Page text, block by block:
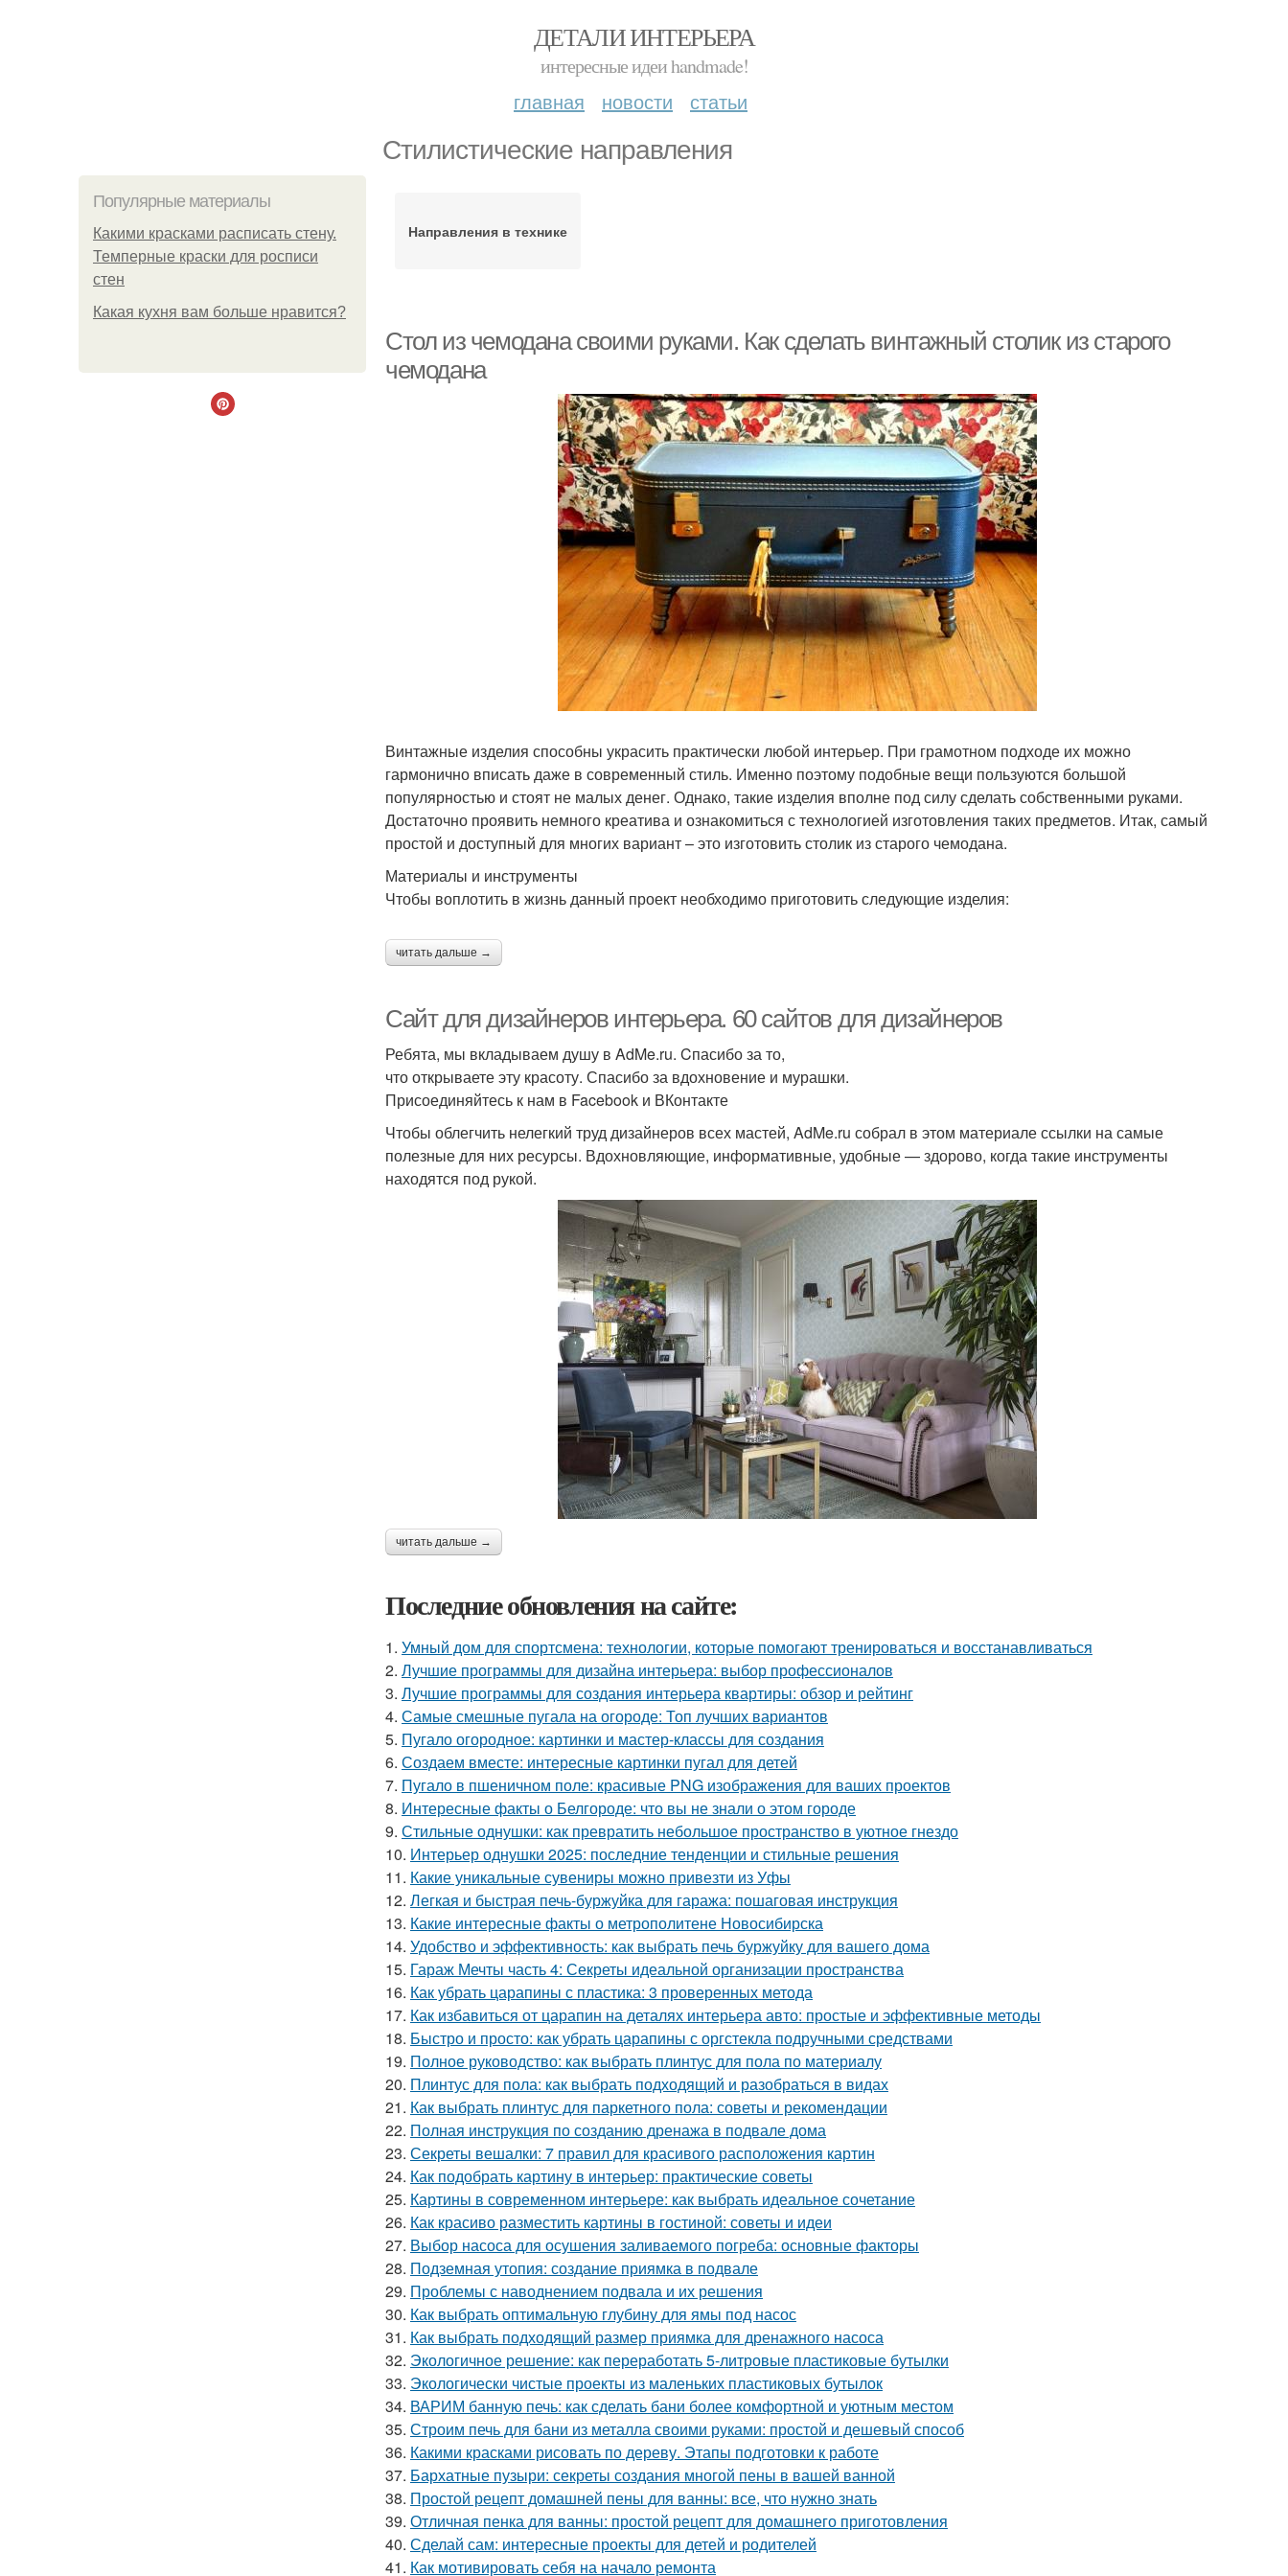
ДЕТАЛИ ИНТЕРЬЕРА
интересные идеи handmade!
главная новости статьи
Стилистические направления
Популярные материалы
Какими красками расписать стену.
Темперные краски для росписи
стен
Какая кухня вам больше нравится?
Направления в технике
Стол из чемодана своими руками. Как сделать винтажный столик из старого
чемодана
Винтажные изделия способны украсить практически любой интерьер. При грамотном подходе их можно
гармонично вписать даже в современный стиль. Именно поэтому подобные вещи пользуются большой
популярностью и стоят не малых денег. Однако, такие изделия вполне под силу сделать собственными руками.
Достаточно проявить немного креатива и ознакомиться с технологией изготовления таких предметов. Итак, самый
простой и доступный для многих вариант – это изготовить столик из старого чемодана.
Материалы и инструменты
Чтобы воплотить в жизнь данный проект необходимо приготовить следующие изделия:
читать дальше →
Сайт для дизайнеров интерьера. 60 сайтов для дизайнеров
Ребята, мы вкладываем душу в AdMe.ru. Cпасибо за то,
что открываете эту красоту. Спасибо за вдохновение и мурашки.
Присоединяйтесь к нам в Facebook и ВКонтакте
Чтобы облегчить нелегкий труд дизайнеров всех мастей, AdMe.ru собрал в этом материале ссылки на самые
полезные для них ресурсы. Вдохновляющие, информативные, удобные — здорово, когда такие инструменты
находятся под рукой.
читать дальше →
Последние обновления на сайте:
1. Умный дом для спортсмена: технологии, которые помогают тренироваться и восстанавливаться
2. Лучшие программы для дизайна интерьера: выбор профессионалов
3. Лучшие программы для создания интерьера квартиры: обзор и рейтинг
4. Самые смешные пугала на огороде: Топ лучших вариантов
5. Пугало огородное: картинки и мастер-классы для создания
6. Создаем вместе: интересные картинки пугал для детей
7. Пугало в пшеничном поле: красивые PNG изображения для ваших проектов
8. Интересные факты о Белгороде: что вы не знали о этом городе
9. Стильные однушки: как превратить небольшое пространство в уютное гнездо
10. Интерьер однушки 2025: последние тенденции и стильные решения
11. Какие уникальные сувениры можно привезти из Уфы
12. Легкая и быстрая печь-буржуйка для гаража: пошаговая инструкция
13. Какие интересные факты о метрополитене Новосибирска
14. Удобство и эффективность: как выбрать печь буржуйку для вашего дома
15. Гараж Мечты часть 4: Секреты идеальной организации пространства
16. Как убрать царапины с пластика: 3 проверенных метода
17. Как избавиться от царапин на деталях интерьера авто: простые и эффективные методы
18. Быстро и просто: как убрать царапины с оргстекла подручными средствами
19. Полное руководство: как выбрать плинтус для пола по материалу
20. Плинтус для пола: как выбрать подходящий и разобраться в видах
21. Как выбрать плинтус для паркетного пола: советы и рекомендации
22. Полная инструкция по созданию дренажа в подвале дома
23. Секреты вешалки: 7 правил для красивого расположения картин
24. Как подобрать картину в интерьер: практические советы
25. Картины в современном интерьере: как выбрать идеальное сочетание
26. Как красиво разместить картины в гостиной: советы и идеи
27. Выбор насоса для осушения заливаемого погреба: основные факторы
28. Подземная утопия: создание приямка в подвале
29. Проблемы с наводнением подвала и их решения
30. Как выбрать оптимальную глубину для ямы под насос
31. Как выбрать подходящий размер приямка для дренажного насоса
32. Экологичное решение: как переработать 5-литровые пластиковые бутылки
33. Экологически чистые проекты из маленьких пластиковых бутылок
34. ВАРИМ банную печь: как сделать бани более комфортной и уютным местом
35. Строим печь для бани из металла своими руками: простой и дешевый способ
36. Какими красками рисовать по дереву. Этапы подготовки к работе
37. Бархатные пузыри: секреты создания многой пены в вашей ванной
38. Простой рецепт домашней пены для ванны: все, что нужно знать
39. Отличная пенка для ванны: простой рецепт для домашнего приготовления
40. Сделай сам: интересные проекты для детей и родителей
41. Как мотивировать себя на начало ремонта